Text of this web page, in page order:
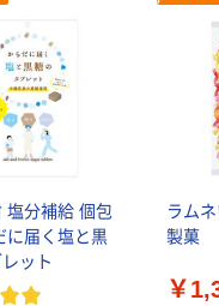
塩分補給 個包
に届く塩と黒
ット
ラム
製菓
￥